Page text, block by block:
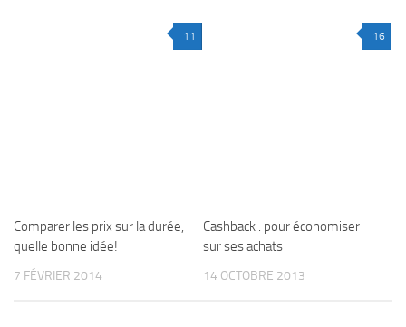
11
Comparer les prix sur la durée,
quelle bonne idée!
7 FÉVRIER 2014
16
Cashback : pour économiser
sur ses achats
14 OCTOBRE 2013